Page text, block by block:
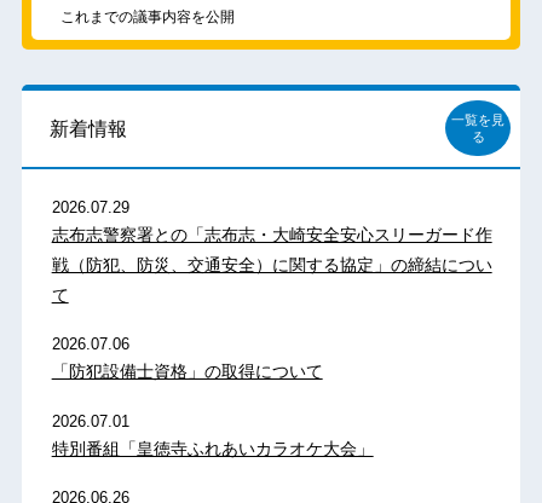
これまでの議事内容を公開
新着情報
一覧を見
る
2026.07.29
志布志警察署との「志布志・大崎安全安心スリーガード作
戦（防犯、防災、交通安全）に関する協定」の締結につい
て
2026.07.06
「防犯設備士資格」の取得について
2026.07.01
特別番組「皇徳寺ふれあいカラオケ大会」
2026.06.26